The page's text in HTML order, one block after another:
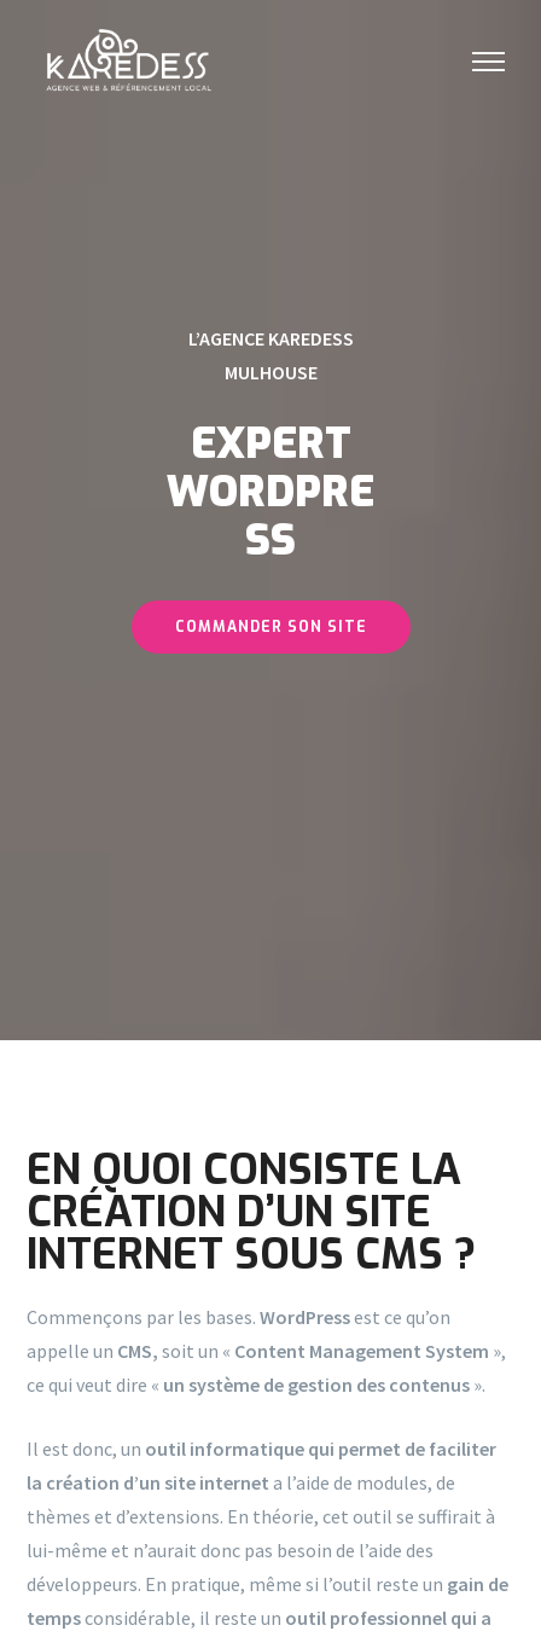
L’AGENCE KAREDESS
MULHOUSE
EXPERT
WORDPRE
SS
COMMANDER SON SITE
EN QUOI CONSISTE LA
CRÉATION D’UN SITE
INTERNET SOUS CMS ?
Commençons par les bases.WordPressest ce qu’on
appelle un CMS, soit un « Content Management System »,
ce qui veut dire « un système de gestion des contenus ».
Il est donc, un outil informatique qui permet de faciliter
la création d’un site internet a l’aide de modules, de
thèmes et d’extensions. En théorie, cet outil se suffirait à
lui-même et n’aurait donc pas besoin de l’aide des
développeurs. En pratique, même si l’outil reste un gain de
tempsconsidérable, il reste un outil professionnel qui a